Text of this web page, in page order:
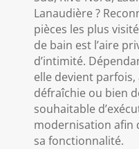
Lanaudière ?
pièces les plus
de bain est l’aire
d’intimité.
elle devient
défraîchie ou bien
souhaitable
modernisation afin
sa fonctionnalité.